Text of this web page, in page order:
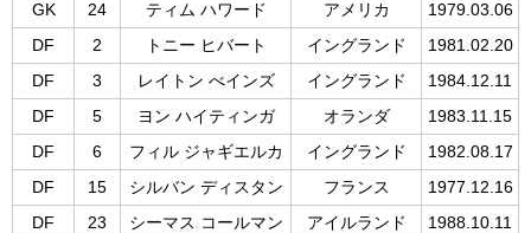
GK
24 ティム ハワード アメリカ
1979.03.06
DF
2 トニー ヒバート イングランド
1981.02.20
DF
3 レイトン べインズ イングランド
1984.12.11
DF
5 ヨン ハイティンガ オランダ
1983.11.15
DF
6 フィル ジャギエルカ イングランド
1982.08.17
DF
15 シルバン ディスタン フランス
1977.12.16
DF
23 シーマス コールマン アイルランド
1988.10.11